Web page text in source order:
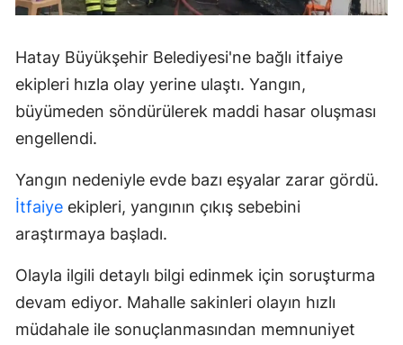
Hatay Büyükşehir Belediyesi'ne bağlı itfaiye
ekipleri hızla olay yerine ulaştı. Yangın,
büyümeden söndürülerek maddi hasar oluşması
engellendi.
Yangın nedeniyle evde bazı eşyalar zarar gördü.
İtfaiye ekipleri, yangının çıkış sebebini
araştırmaya başladı.
Olayla ilgili detaylı bilgi edinmek için soruşturma
devam ediyor. Mahalle sakinleri olayın hızlı
müdahale ile sonuçlanmasından memnuniyet